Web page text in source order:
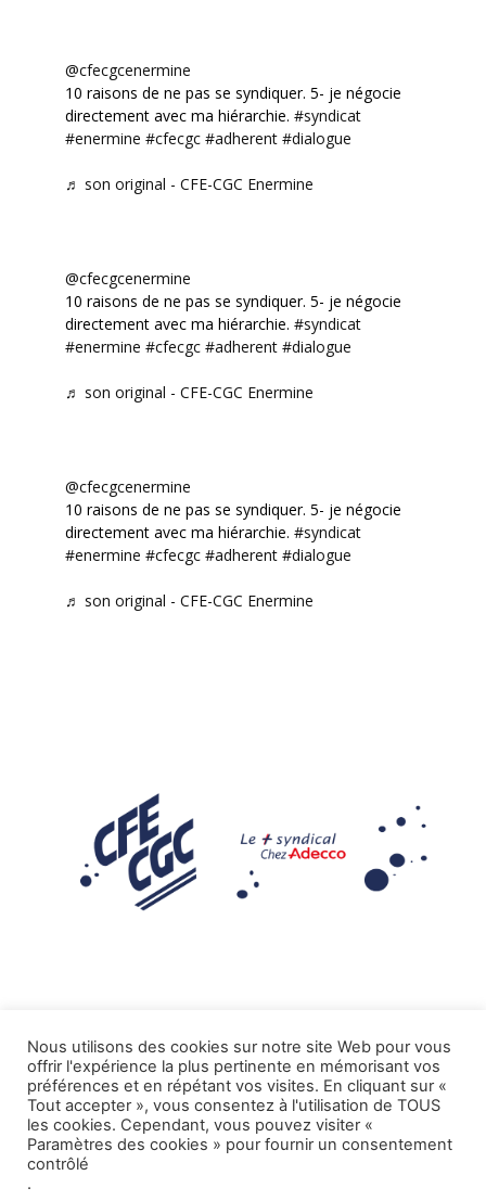
@cfecgcenermine
10 raisons de ne pas se syndiquer. 5- je négocie
directement avec ma hiérarchie. #syndicat
#enermine #cfecgc #adherent #dialogue
♬ son original - CFE-CGC Enermine
@cfecgcenermine
10 raisons de ne pas se syndiquer. 5- je négocie
directement avec ma hiérarchie. #syndicat
#enermine #cfecgc #adherent #dialogue
♬ son original - CFE-CGC Enermine
@cfecgcenermine
10 raisons de ne pas se syndiquer. 5- je négocie
directement avec ma hiérarchie. #syndicat
#enermine #cfecgc #adherent #dialogue
♬ son original - CFE-CGC Enermine
Mentions légales
Tous droits réservés CFE-CGC ADECCO.
Nous utilisons des cookies sur notre site Web pour vous
offrir l'expérience la plus pertinente en mémorisant vos
préférences et en répétant vos visites. En cliquant sur «
Tout accepter », vous consentez à l'utilisation de TOUS
les cookies. Cependant, vous pouvez visiter «
Paramètres des cookies » pour fournir un consentement
contrôlé
.